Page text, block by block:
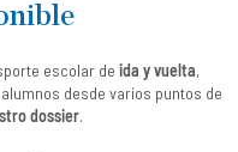
escolar de ida y vuelta,
desde varios puntos de
dossier.